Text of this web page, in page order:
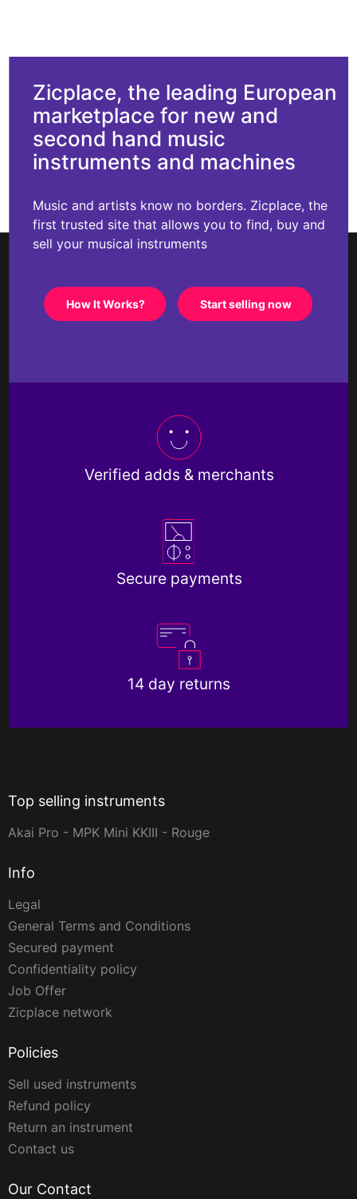
Zicplace, the leading European
marketplace for new and
second hand music
instruments and machines
Music and artists know no borders. Zicplace, the
first trusted site that allows you to find, buy and
sell your musical instruments
How It Works? Start selling now
Verified adds & merchants
Secure payments
14 day returns
Top selling instruments
Akai Pro - MPK Mini KKIII - Rouge
Info
Legal
General Terms and Conditions
Secured payment
Confidentiality policy
Job Offer
Zicplace network
Policies
Sell used instruments
Refund policy
Return an instrument
Contact us
Our Contact